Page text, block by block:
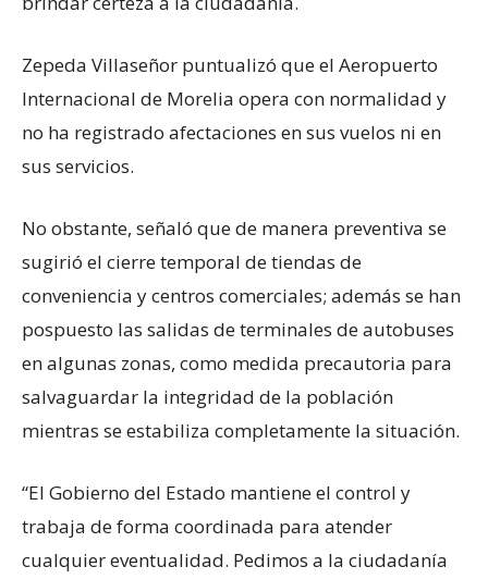
Zepeda Villaseñor puntualizó que el Aeropuerto
Internacional de Morelia opera con normalidad y
no ha registrado afectaciones en sus vuelos ni en
sus servicios.
No obstante, señaló que de manera preventiva se
sugirió el cierre temporal de tiendas de
conveniencia y centros comerciales; además se han
pospuesto las salidas de terminales de autobuses
en algunas zonas, como medida precautoria para
salvaguardar la integridad de la población
mientras se estabiliza completamente la situación.
“El Gobierno del Estado mantiene el control y
trabaja de forma coordinada para atender
cualquier eventualidad. Pedimos a la ciudadanía